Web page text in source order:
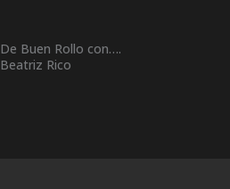
De Buen Rollo con….
Beatriz Rico